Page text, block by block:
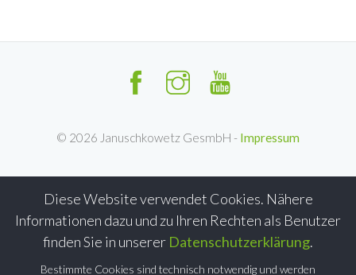
Diese Website verwendet Cookies. Nähere
Informationen dazu und zu Ihren Rechten als Benutzer
finden Sie in unserer Datenschutzerklärung.
Bestimmte Cookies sind technisch notwendig und werden
© 2026 Januschkowetz GesmbH - Impressum